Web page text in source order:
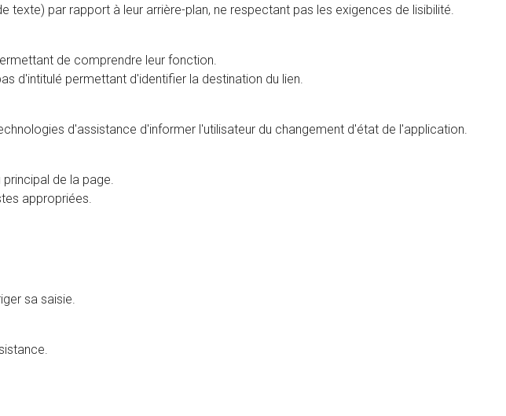
par rapport à leur arrière-plan, ne respectant pas les exigences de lisibilité.
de comprendre leur fonction.
d'intitulé permettant d'identifier la destination du lien.
d'assistance d'informer l'utilisateur du changement d'état de l'application.
de la page.
appropriées.
sa saisie.